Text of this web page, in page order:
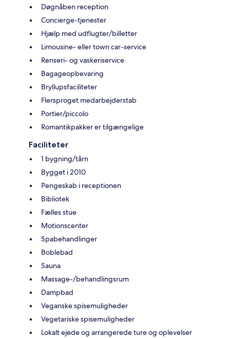
Døgnåben reception
Concierge-tjenester
Hjælp med udflugter/billetter
Limousine- eller town car-service
Renseri- og vaskeriservice
Bagageopbevaring
Bryllupsfaciliteter
Flersproget medarbejderstab
Portier/piccolo
Romantikpakker er tilgængelige
Faciliteter
1 bygning/tårn
Bygget i 2010
Pengeskab i receptionen
Bibliotek
Fælles stue
Motionscenter
Spabehandlinger
Boblebad
Sauna
Massage-/behandlingsrum
Dampbad
Veganske spisemuligheder
Vegetariske spisemuligheder
Lokalt ejede og arrangerede ture og oplevelser